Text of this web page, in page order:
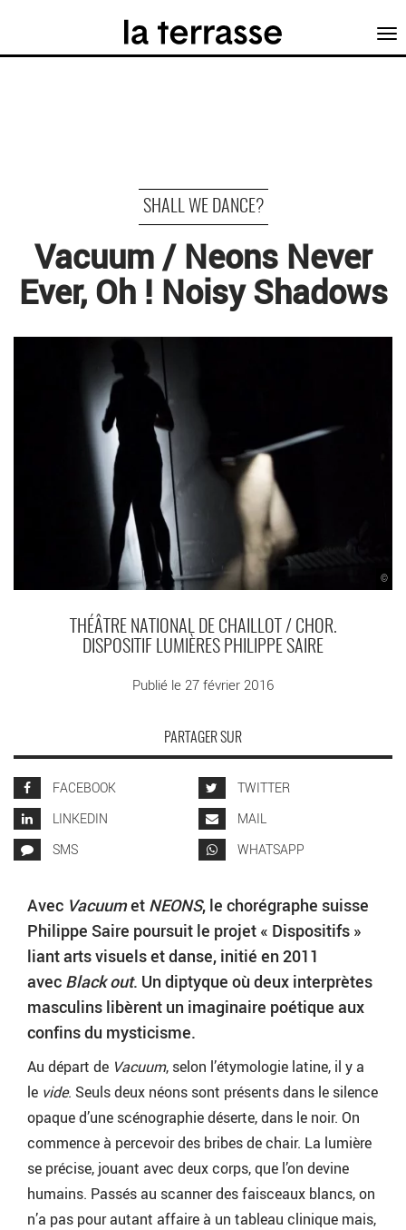
SHALL WE DANCE?
Vacuum / Neons Never
Ever, Oh ! Noisy Shadows
©
THÉÂTRE NATIONAL DE CHAILLOT / CHOR.
DISPOSITIF LUMIÈRES PHILIPPE SAIRE
Publié le 27 février 2016
PARTAGER SUR
FACEBOOK
TWITTER
LINKEDIN
MAIL
SMS
WHATSAPP
Avec Vacuumet NEONS, le chorégraphe suisse
Philippe Saire poursuit le projet « Dispositifs »
liant arts visuels et danse, initié en 2011
avec Black out. Un diptyque où deux interprètes
masculins libèrent un imaginaire poétique aux
confins du mysticisme.
Au départ de Vacuum, selon l’étymologie latine, il y a
le vide. Seuls deux néons sont présents dans le silence
opaque d’une scénographie déserte, dans le noir. On
commence à percevoir des bribes de chair. La lumière
se précise, jouant avec deux corps, que l’on devine
humains. Passés au scanner des faisceaux blancs, on
n’a pas pour autant affaire à un tableau clinique mais,